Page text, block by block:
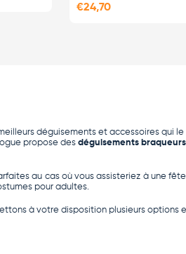
€24,70
déguisements etaccessoires qui
propose desdéguisements
au cas où vous assisteriez à une
pour adultes.
à votre disposition plusieurs options